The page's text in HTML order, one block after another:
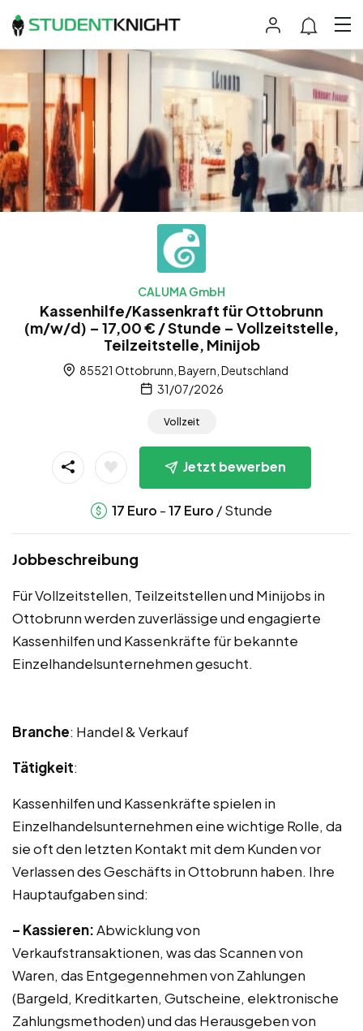
CALUMA GmbH
Kassenhilfe/Kassenkraft für Ottobrunn
(m/w/d) – 17,00 € / Stunde – Vollzeitstelle,
Teilzeitstelle, Minijob
85521 Ottobrunn, Bayern, Deutschland
31/07/2026
Vollzeit
Jetzt bewerben
17 Euro -17 Euro / Stunde
Jobbeschreibung
Für Vollzeitstellen, Teilzeitstellen und Minijobs in
Ottobrunn werden zuverlässige und engagierte
Kassenhilfen und Kassenkräfte für bekannte
Einzelhandelsunternehmen gesucht.
Branche: Handel & Verkauf
Tätigkeit:
Kassenhilfen und Kassenkräfte spielen in
Einzelhandelsunternehmen eine wichtige Rolle, da
sie oft den letzten Kontakt mit dem Kunden vor
Verlassen des Geschäfts in Ottobrunn haben. Ihre
Hauptaufgaben sind:
– Kassieren:Abwicklung von
Verkaufstransaktionen, was das Scannen von
Waren, das Entgegennehmen von Zahlungen
(Bargeld, Kreditkarten, Gutscheine, elektronische
Zahlungsmethoden) und das Herausgeben von